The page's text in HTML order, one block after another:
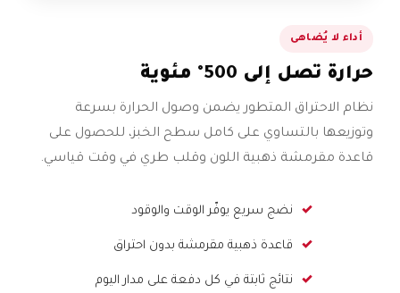
أداء لا يُضاهى
حرارة تصل إلى 500° مئوية
نظام الاحتراق المتطور يضمن وصول الحرارة بسرعة
وتوزيعها بالتساوي على كامل سطح الخبز، للحصول على
قاعدة مقرمشة ذهبية اللون وقلب طري في وقت قياسي.
نضج سريع يوفّر الوقت والوقود
قاعدة ذهبية مقرمشة بدون احتراق
نتائج ثابتة في كل دفعة على مدار اليوم